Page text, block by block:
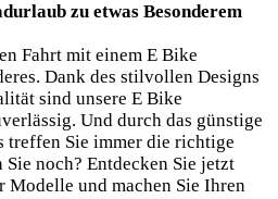
zu etwas Besonderem
Fahrt mit einem E Bike
Dank des stilvollen Designs
sind unsere E Bike
Und durch das günstige
treffen Sie immer die richtige
noch? Entdecken Sie jetzt
Modelle und machen Sie Ihren